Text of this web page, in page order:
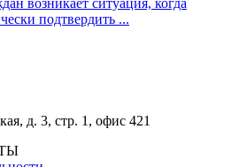
возникает ситуация, когда
подтвердить ...
д. 3, стр. 1, офис 421